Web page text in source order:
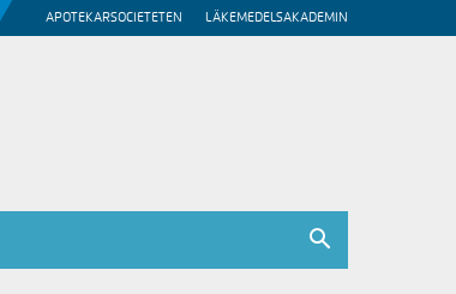
APOTEKARSOCIETETEN LÄKEMEDELSAKADEMIN